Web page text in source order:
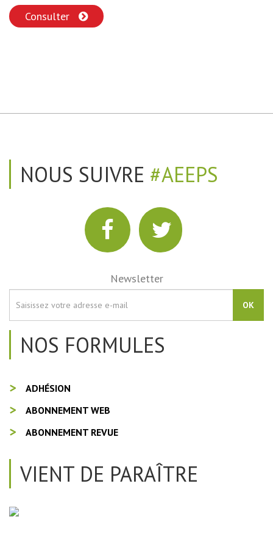
Consulter
NOUS SUIVRE #AEEPS
Newsletter
OK
NOS FORMULES
ADHÉSION
ABONNEMENT WEB
ABONNEMENT REVUE
VIENT DE PARAÎTRE